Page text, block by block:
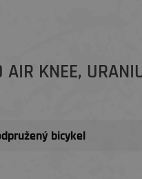
AIR KNEE,
bicykel